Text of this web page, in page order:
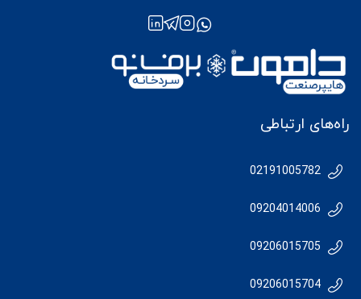
راه‌های ارتباطی
02191005782
09204014006
09206015705
09206015704